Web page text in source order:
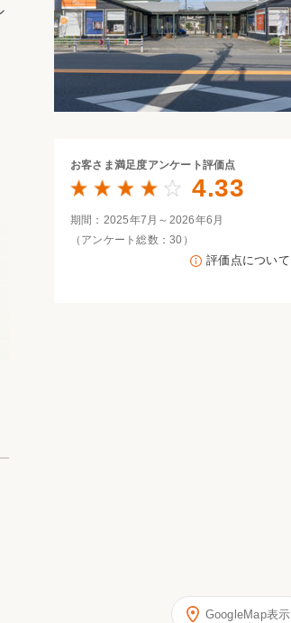
ォームアクセル
お客さま満足度アンケート評価点
4.33
期間：2025年7月～2026年6月
（アンケート総数：30）
評価点について
GoogleMap表示